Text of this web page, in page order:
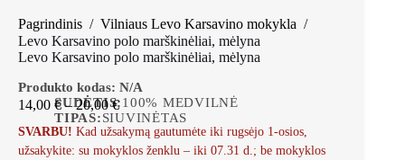
Pagrindinis / Vilniaus Levo Karsavino mokykla /
Levo Karsavino polo marškinėliai, mėlyna
Levo Karsavino polo marškinėliai, mėlyna
Produkto kodas: N/A
SUDĖTIS:100% MEDVILNĖ
TIPAS:SIUVINĖTAS
14,00 € – 20,00€
SVARBU! Kad užsakymą gautumėte iki rugsėjo 1-osios,
užsakykite: su mokyklos ženklu – iki 07.31 d.; be mokyklos